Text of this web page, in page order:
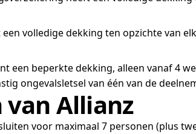
een volledige dekking ten opzichte van
een beperkte dekking, alleen vanaf 4
ongevalsletsel van één van de
Allianz
voor maximaal 7 personen (plus